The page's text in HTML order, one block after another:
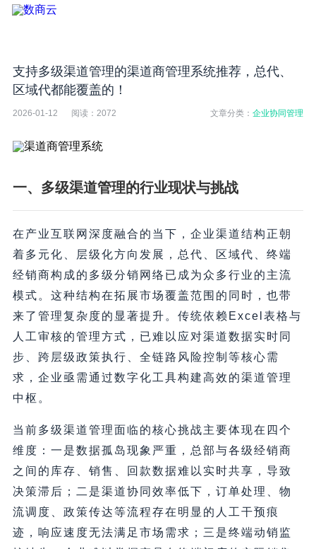
支持多级渠道管理的渠道商管理系统推荐，总代、
区域代都能覆盖的！
2026-01-12 阅读： 2072 文章分类：企业协同管理
一、多级渠道管理的行业现状与挑战
在产业互联网深度融合的当下，企业渠道结构正朝
着多元化、层级化方向发展，总代、区域代、终端
经销商构成的多级分销网络已成为众多行业的主流
模式。这种结构在拓展市场覆盖范围的同时，也带
来了管理复杂度的显著提升。传统依赖Excel表格与
人工审核的管理方式，已难以应对渠道数据实时同
步、跨层级政策执行、全链路风险控制等核心需
求，企业亟需通过数字化工具构建高效的渠道管理
中枢。
当前多级渠道管理面临的核心挑战主要体现在四个
维度：一是数据孤岛现象严重，总部与各级经销商
之间的库存、销售、回款数据难以实时共享，导致
决策滞后；二是渠道协同效率低下，订单处理、物
流调度、政策传达等流程存在明显的人工干预痕
迹，响应速度无法满足市场需求；三是终端动销监